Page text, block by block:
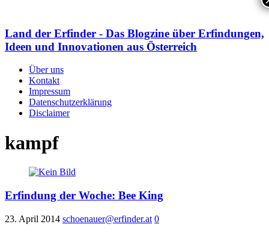
Land der Erfinder - Das Blogzine über Erfindungen,
Ideen und Innovationen aus Österreich
Über uns
Kontakt
Impressum
Datenschutzerklärung
Disclaimer
kampf
Erfindung der Woche: Bee King
23. April 2014 schoenauer@erfinder.at 0